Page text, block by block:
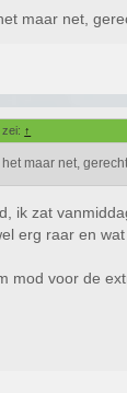
190Dmaar net,
↑
het maar net,
ik zat
erg raar en
mod voor de